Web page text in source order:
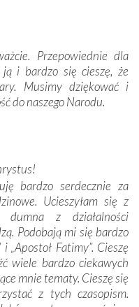
otwartością
ich ludową sztukę i
są od siebie bardzo
czuliśmy się obco.
Matka Boża, ale też
początek w naszej
do historycznych
Maryja swoją opieką
wszystkie nacje, które
osobę, która zawierza
wierności Bogu i
Trudne momenty w
przypominają o
własną duszę i o łaskę
pomyślność –
Przepowiednie dla
ją i bardzo się cieszę, że
Musimy dziękować i
do naszego Narodu.
bardzo serdecznie za
Ucieszyłam się z
z działalności
Podobają mi się bardzo
„Apostoł Fatimy”. Cieszę
wiele bardzo ciekawych
mnie tematy. Cieszę się
z tych czasopism.